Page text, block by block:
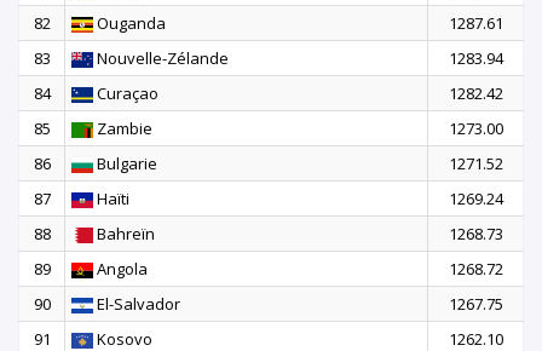
82
Ouganda
1287.61
83
Nouvelle-Zélande
1283.94
84
Curaçao
1282.42
85
Zambie
1273.00
86
Bulgarie
1271.52
87
Haïti
1269.24
88
Bahreïn
1268.73
89
Angola
1268.72
90
El-Salvador
1267.75
91
Kosovo
1262.10